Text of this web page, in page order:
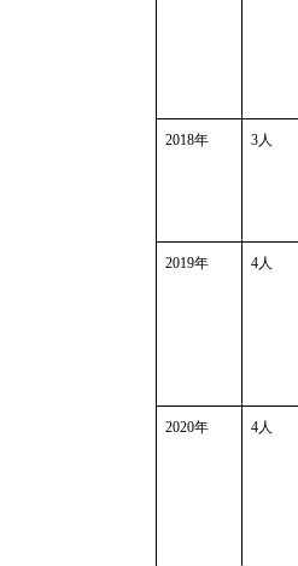
2018年 3人
2019年 4人
2020年 4人